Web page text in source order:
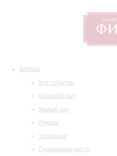
Афиша
Все события
Большой зал
Малый зал
Лекции
Экскурсии
Пушкинская карта